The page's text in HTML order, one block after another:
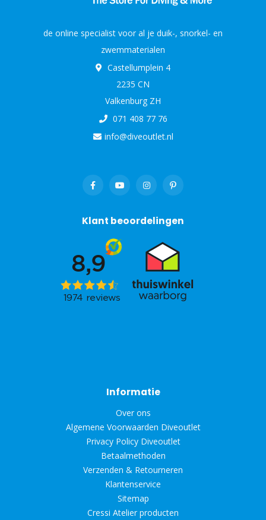
de online specialist voor al je duik-, snorkel- en
zwemmaterialen
Castellumplein 4
2235 CN
Valkenburg ZH
071 408 77 76
info@diveoutlet.nl
Klant beoordelingen
Informatie
Over ons
Algemene Voorwaarden Diveoutlet
Privacy Policy Diveoutlet
Betaalmethoden
Verzenden & Retourneren
Klantenservice
Sitemap
Cressi Atelier producten